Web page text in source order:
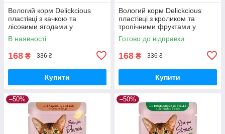
Вологий корм Delickcious
пластівці з качкою та
лісовими ягодами у
вершковому соусі для котів
12шт x 80г
В наявності
168 ₴ 336 ₴
Купити
Вологий корм Delickcious
пластівці з кроликом та
тропічними фруктами у
вершковому соусі для котів
12шт x 80г
Готово до відправки
168 ₴ 336 ₴
Купити
–50% –50%